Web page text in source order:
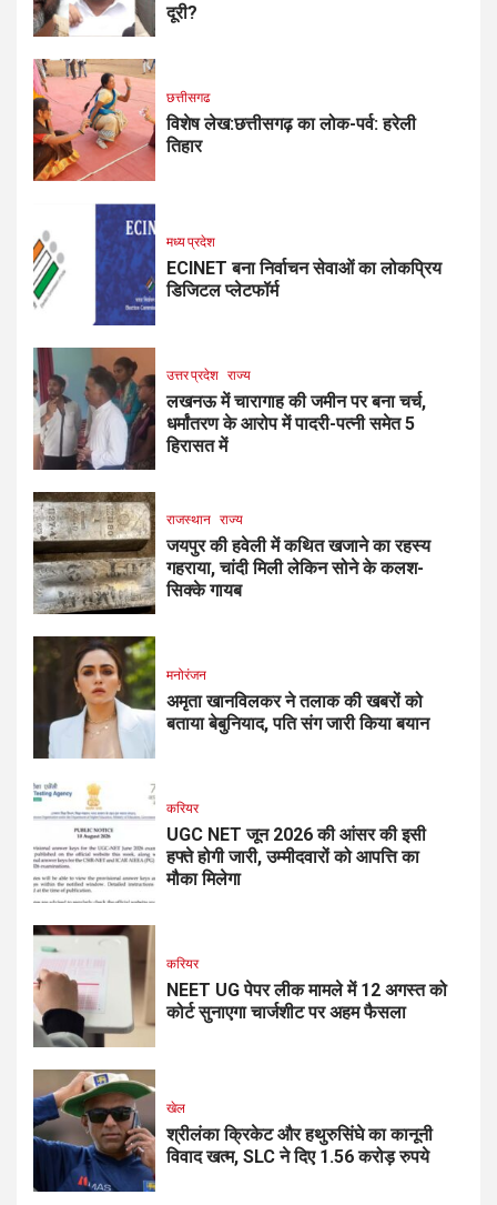
दूरी?
छत्तीसगढ
विशेष लेख:छत्तीसगढ़ का लोक-पर्व: हरेली
तिहार
मध्य प्रदेश
ECINET बना निर्वाचन सेवाओं का लोकप्रिय
डिजिटल प्लेटफॉर्म
उत्तर प्रदेश राज्य
लखनऊ में चारागाह की जमीन पर बना चर्च,
धर्मांतरण के आरोप में पादरी-पत्नी समेत 5
हिरासत में
राजस्थान राज्य
जयपुर की हवेली में कथित खजाने का रहस्य
गहराया, चांदी मिली लेकिन सोने के कलश-
सिक्के गायब
मनोरंजन
अमृता खानविलकर ने तलाक की खबरों को
बताया बेबुनियाद, पति संग जारी किया बयान
करियर
UGC NET जून 2026 की आंसर की इसी
हफ्ते होगी जारी, उम्मीदवारों को आपत्ति का
मौका मिलेगा
करियर
NEET UG पेपर लीक मामले में 12 अगस्त को
कोर्ट सुनाएगा चार्जशीट पर अहम फैसला
खेल
श्रीलंका क्रिकेट और हथुरुसिंघे का कानूनी
विवाद खत्म, SLC ने दिए 1.56 करोड़ रुपये